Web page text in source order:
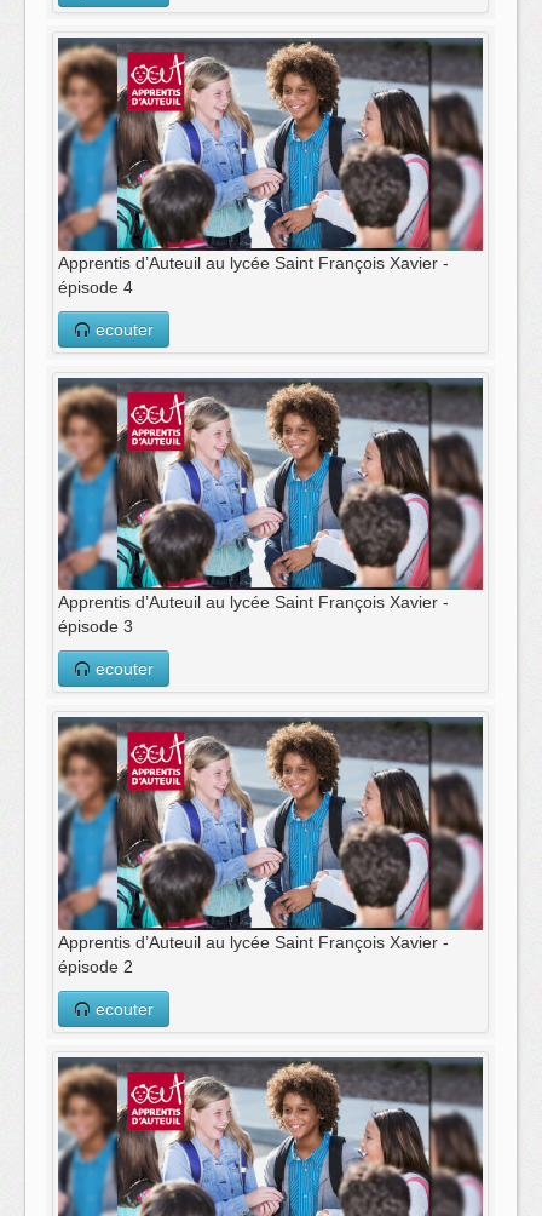
Apprentis d’Auteuil au lycée Saint François Xavier -
épisode 4
ecouter
Apprentis d’Auteuil au lycée Saint François Xavier -
épisode 3
ecouter
Apprentis d’Auteuil au lycée Saint François Xavier -
épisode 2
ecouter